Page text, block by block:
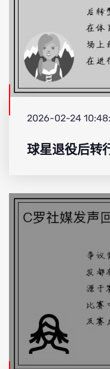
2026-02-24
球星退役后转